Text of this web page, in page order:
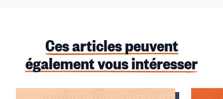
Ces articles peuvent
également vous intéresser